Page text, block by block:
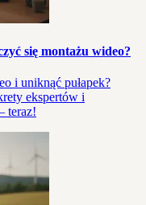
się montażu wideo?
i uniknąć pułapek?
ekspertów i
teraz!